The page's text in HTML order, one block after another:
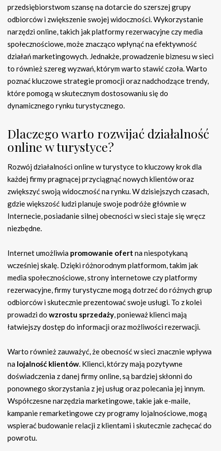
przedsiębiorstwom szansę na dotarcie do szerszej grupy
odbiorców i zwiększenie swojej widoczności. Wykorzystanie
narzędzi online, takich jak platformy rezerwacyjne czy media
społecznościowe, może znacząco wpłynąć na efektywność
działań marketingowych. Jednakże, prowadzenie biznesu w sieci
to również szereg wyzwań, którym warto stawić czoła. Warto
poznać kluczowe strategie promocji oraz nadchodzące trendy,
które pomogą w skutecznym dostosowaniu się do
dynamicznego rynku turystycznego.
Dlaczego warto rozwijać działalność
online w turystyce?
Rozwój działalności online w turystyce to kluczowy krok dla
każdej firmy pragnącej przyciągnąć nowych klientów oraz
zwiększyć swoją widoczność na rynku. W dzisiejszych czasach,
gdzie większość ludzi planuje swoje podróże głównie w
Internecie, posiadanie silnej obecności w sieci staje się wręcz
niezbędne.
Internet umożliwia promowanie ofert na niespotykaną
wcześniej skalę. Dzięki różnorodnym platformom, takim jak
media społecznościowe, strony internetowe czy platformy
rezerwacyjne, firmy turystyczne mogą dotrzeć do różnych grup
odbiorców i skutecznie prezentować swoje usługi. To z kolei
prowadzi do wzrostu sprzedaży, ponieważ klienci mają
łatwiejszy dostęp do informacji oraz możliwości rezerwacji.
Warto również zauważyć, że obecność w sieci znacznie wpływa
na lojalność klientów. Klienci, którzy mają pozytywne
doświadczenia z danej firmy online, są bardziej skłonni do
ponownego skorzystania z jej usług oraz polecania jej innym.
Współczesne narzędzia marketingowe, takie jak e-maile,
kampanie remarketingowe czy programy lojalnościowe, mogą
wspierać budowanie relacji z klientami i skutecznie zachęcać do
powrotu.